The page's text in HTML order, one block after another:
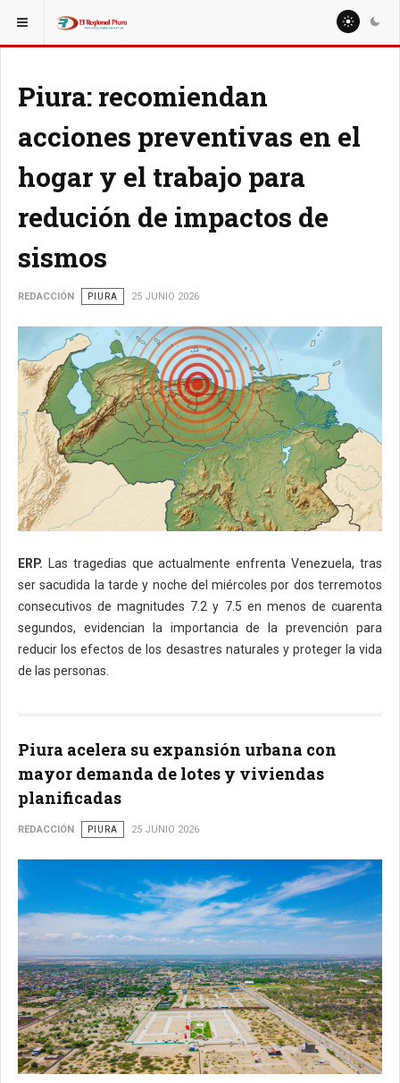
ESTÁ AQUÍ:
Piura: recomiendan
acciones preventivas en el
hogar y el trabajo para
redución de impactos de
sismos
REDACCIÓN PIURA 25 JUNIO 2026
ERP. Las tragedias que actualmente enfrenta Venezuela, tras
ser sacudida la tarde y noche del miércoles por dos terremotos
consecutivos de magnitudes 7.2 y 7.5 en menos de cuarenta
segundos, evidencian la importancia de la prevención para
reducir los efectos de los desastres naturales y proteger la vida
de las personas.
Piura acelera su expansión urbana con
mayor demanda de lotes y viviendas
planificadas
REDACCIÓN PIURA 25 JUNIO 2026